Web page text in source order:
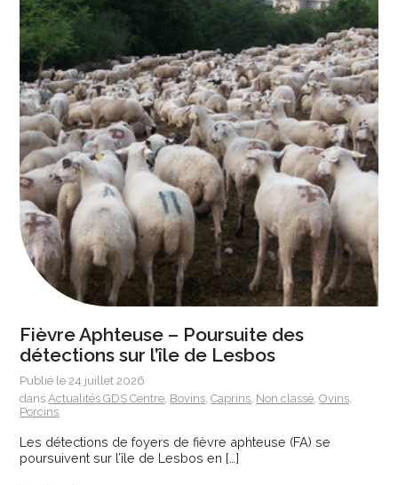
Fièvre Aphteuse – Poursuite des
détections sur l’île de Lesbos
Publié le 24 juillet 2026
dansActualités GDS Centre, Bovins,Caprins, Non classé,Ovins,
Porcins
Les détections de foyers de fièvre aphteuse (FA) se
poursuivent sur l’île de Lesbos en […]